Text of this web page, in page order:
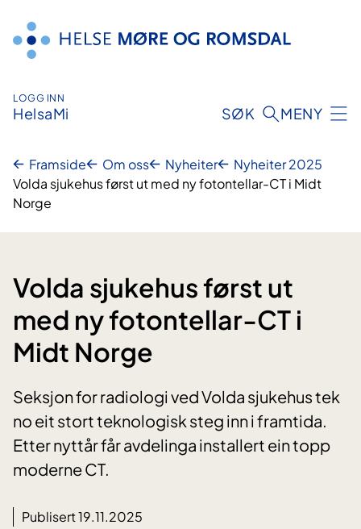
innhald
LOGG INN
HelsaMi SØK MENY
Framside Om oss Nyheiter
Nyheiter 2025
Volda sjukehus først ut med ny fotontellar-CT i Midt
Norge
Volda sjukehus først ut
med ny fotontellar-CT i
Midt Norge
Seksjon for radiologi ved Volda sjukehus tek
no eit stort teknologisk steg inn i framtida.
Etter nyttår får avdelinga installert ein topp
moderne CT.
Publisert 19.11.2025